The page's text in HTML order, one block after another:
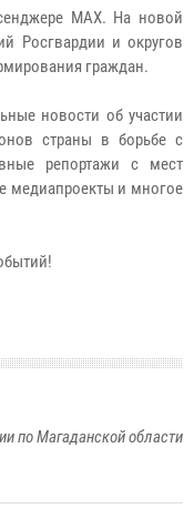
MAX. На новой
Росгвардии и округов
граждан.
новости об участии
страны в борьбе с
репортажи с мест
медиапроекты и многое
по Магаданской области